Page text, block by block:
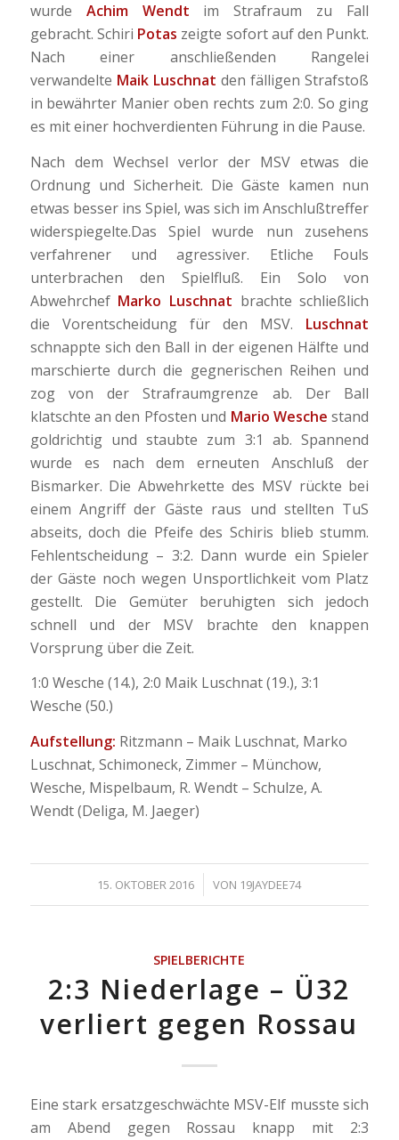
wurde Achim Wendt im Strafraum zu Fall
gebracht. Schiri Potas zeigte sofort auf den Punkt.
Nach einer anschließenden Rangelei
verwandelte Maik Luschnat den fälligen Strafstoß
in bewährter Manier oben rechts zum 2:0. So ging
es mit einer hochverdienten Führung in die Pause.
Nach dem Wechsel verlor der MSV etwas die
Ordnung und Sicherheit. Die Gäste kamen nun
etwas besser ins Spiel, was sich im Anschlußtreffer
widerspiegelte.Das Spiel wurde nun zusehens
verfahrener und agressiver. Etliche Fouls
unterbrachen den Spielfluß. Ein Solo von
Abwehrchef Marko Luschnat brachte schließlich
die Vorentscheidung für den MSV. Luschnat
schnappte sich den Ball in der eigenen Hälfte und
marschierte durch die gegnerischen Reihen und
zog von der Strafraumgrenze ab. Der Ball
klatschte an den Pfosten und Mario Wesche stand
goldrichtig und staubte zum 3:1 ab. Spannend
wurde es nach dem erneuten Anschluß der
Bismarker. Die Abwehrkette des MSV rückte bei
einem Angriff der Gäste raus und stellten TuS
abseits, doch die Pfeife des Schiris blieb stumm.
Fehlentscheidung – 3:2. Dann wurde ein Spieler
der Gäste noch wegen Unsportlichkeit vom Platz
gestellt. Die Gemüter beruhigten sich jedoch
schnell und der MSV brachte den knappen
Vorsprung über die Zeit.
1:0 Wesche (14.), 2:0 Maik Luschnat (19.), 3:1
Wesche (50.)
Aufstellung: Ritzmann – Maik Luschnat, Marko
Luschnat, Schimoneck, Zimmer – Münchow,
Wesche, Mispelbaum, R. Wendt – Schulze, A.
Wendt (Deliga, M. Jaeger)
15. OKTOBER 2016
/ VON 19JAYDEE74
SPIELBERICHTE
2:3 Niederlage – Ü32
verliert gegen Rossau
Eine stark ersatzgeschwächte MSV-Elf musste sich
am Abend gegen Rossau knapp mit 2:3